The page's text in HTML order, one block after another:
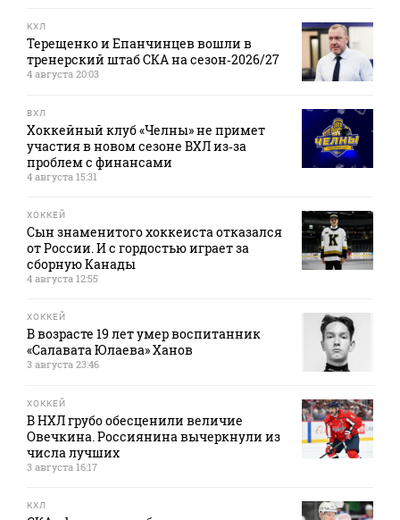
КХЛ
Терещенко и Епанчинцев вошли в
тренерский штаб СКА на сезон‑2026/27
4 августа 20:03
ВХЛ
Хоккейный клуб «Челны» не примет
участия в новом сезоне ВХЛ из‑за
проблем с финансами
4 августа 15:31
ХОККЕЙ
Сын знаменитого хоккеиста отказался
от России. И с гордостью играет за
сборную Канады
4 августа 12:55
ХОККЕЙ
В возрасте 19 лет умер воспитанник
«Салавата Юлаева» Ханов
3 августа 23:46
ХОККЕЙ
В НХЛ грубо обесценили величие
Овечкина. Россиянина вычеркнули из
числа лучших
3 августа 16:17
КХЛ